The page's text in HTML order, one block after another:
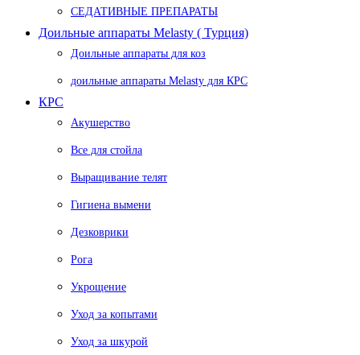
СЕДАТИВНЫЕ ПРЕПАРАТЫ
Доильные аппараты Melasty ( Турция)
Доильные аппараты для коз
доильные аппараты Melasty для КРС
КРС
Акушерство
Все для стойла
Выращивание телят
Гигиена вымени
Дезковрики
Рога
Укрощение
Уход за копытами
Уход за шкурой